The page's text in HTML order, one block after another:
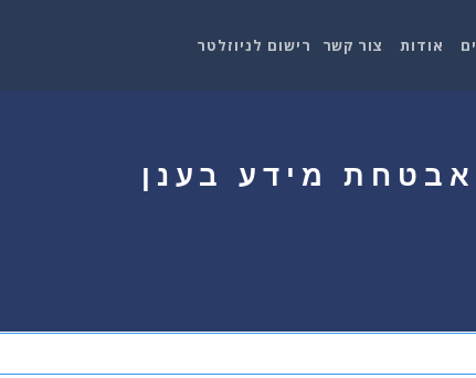
אודות צור קשר רישום לניוזלטר
אבטחת מידע בענן